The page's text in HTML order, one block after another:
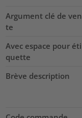
Argument clé de ven
te
Avec espace pour éti
quette
Brève description